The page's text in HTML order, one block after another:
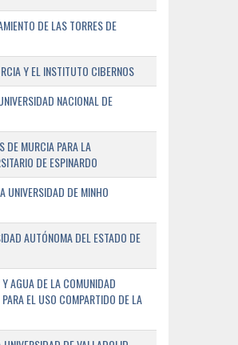
DE LAS TORRES DE
Y EL INSTITUTO CIBERNOS
NACIONAL DE
DE MURCIA PARA LA
DE ESPINARDO
UNIVERSIDAD DE MINHO
AUTÓNOMA DEL ESTADO DE
AGUA DE LA COMUNIDAD
EL USO COMPARTIDO DE LA